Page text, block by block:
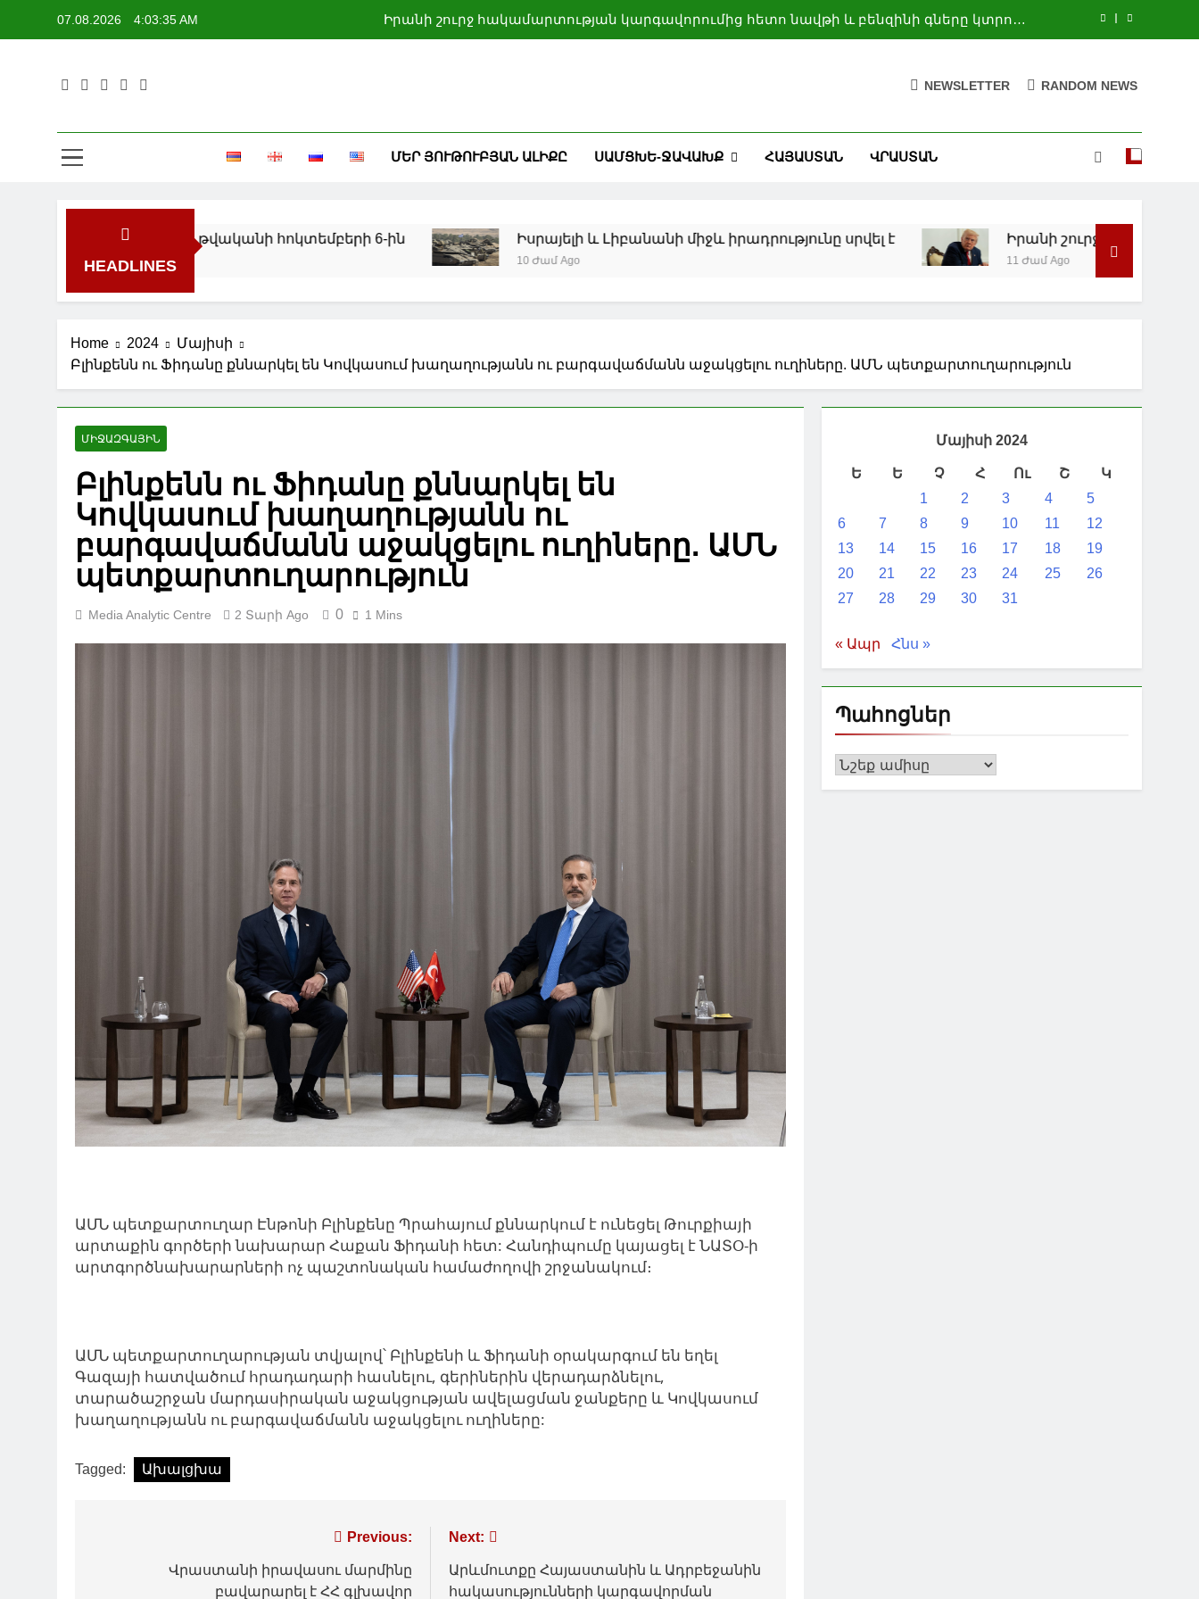
07.08.2026 4:03:36 AM
Իրանի շուրջ հակամարտության կարգավորումից հետո նավթի և բենզինի գները կտրուկ
Իսրայելի և Լիբանանի միջև իրադրությունը սրվել է
Բաքվի տրամադրած հումանիտար օգնության համար
NEWSLETTER RANDOM NEWS
ՄԵՐ ՅՈՒԹՈՒԲՅԱՆ ԱԼԻՔԸ ՍԱՄՑԽԵ-ՋԱՎԱԽՔ ՀԱՅԱՍՏԱՆ ՎՐԱՍՏԱՆ
HEADLINES
կմտնի 2026 թվականի հոկտեմբերի 6-ին Իսրայելի և Լիբանանի միջև իրադրությունը սրվել է
10 Ժամ Ago
Իրանի շուրջ
11 Ժամ Ago
Home 2024
Մայիսի
Բլինքենն ու Ֆիդանը քննարկել են Կովկասում խաղաղությանն ու բարգավաճմանն աջակցելու ուղիները. ԱՄՆ պետքարտուղարություն
ՄԻՋԱԶԳԱՅԻՆ
Բլինքենն ու Ֆիդանը քննարկել են
Կովկասում խաղաղությանն ու
բարգավաճմանն աջակցելու ուղիները. ԱՄՆ
պետքարտուղարություն
Media Analytic Centre 2 Տարի Ago 0 1 Mins
ԱՄՆ պետքարտուղար Էնթոնի Բլինքենը Պրահայում քննարկում է ունեցել Թուրքիայի
արտաքին գործերի նախարար Հաքան Ֆիդանի հետ: Հանդիպումը կայացել է ՆԱՏՕ-ի
արտգործնախարարների ոչ պաշտոնական համաժողովի շրջանակում։
ԱՄՆ պետքարտուղարության տվյալով՝ Բլինքենի և Ֆիդանի օրակարգում են եղել
Գազայի հատվածում հրադադարի հասնելու, գերիներին վերադարձնելու,
տարածաշրջան մարդասիրական աջակցության ավելացման ջանքերը և Կովկասում
խաղաղությանն ու բարգավաճմանն աջակցելու ուղիները:
Tagged: Ախալցխա
նավարկումը
Previous:
Վրաստանի իրավասու մարմինը
բավարարել է ՀՀ գլխավոր
Next:
Արևմուտքը Հայաստանին և Ադրբեջանին
հակասությունների կարգավորման
Մայիսի 2024
Ե Ե Չ Հ Ու Շ
Կ
1
2 3 4
5
6
7 8 9 10 11
12
13
14 15 16 17 18
19
20
21 22 23 24 25
26
27
28 29 30 31
« Ապր Հնս »
Պահոցներ
Պահոցներ